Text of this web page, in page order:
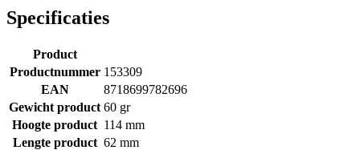
Specificaties
Product
Productnummer 153309
EAN
8718699782696
Gewicht product 60 gr
Hoogte product 114 mm
Lengte product 62 mm